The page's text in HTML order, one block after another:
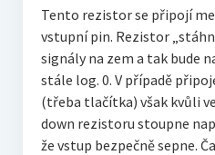
Tento rezistor se připojí
vstupní pin. Rezistor
signály na zem a tak bude
stále log. 0. V případě
(třeba tlačítka) však kvůli
down rezistoru stoupne
že vstup bezpečně sepne.